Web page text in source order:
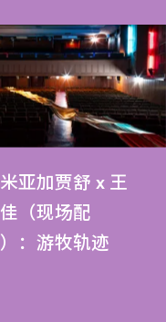
亚加贾舒 x 王
（现场配
：游牧轨迹